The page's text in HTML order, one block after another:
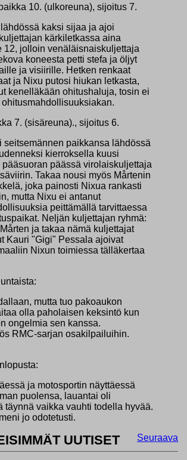
10. (ulkoreuna), sijoitus 7.
kaksi sijaa ja ajoi
kärkiletkassa aina
12, jolloin venäläisnaiskuljettaja
koneesta petti stefa ja öljyt
ja visiirille. Hetken renkaat
ja Nixu putosi hiukan letkasta,
kenelläkään ohitushaluja, tosin ei
7. (sisäreuna)., sijoitus 6.
seitsemännen paikkansa lähdössä
kierroksella kuusi
pääsuoran päässä virolaiskuljettaja
Takaa nousi myös Mårtenin
joka painosti Nixua rankasti
mutta Nixu ei antanut
peittämällä tarvittaessa
Neljän kuljettajan ryhmä:
ja takaa nämä kuljettajat
Kauri "Gigi" Pessala ajoivat
Nixun toimiessa tälläkertaa
mutta tuo pakoaukon
olla paholaisen keksintö kun
ongelmia sen kanssa.
RMC-sarjan osakilpailuihin.
ja motosportin näyttäessä
puolensa, lauantai oli
täynnä vaikka vauhti todella hyvää.
jo odotetusti.
Seuraava
UUTISET